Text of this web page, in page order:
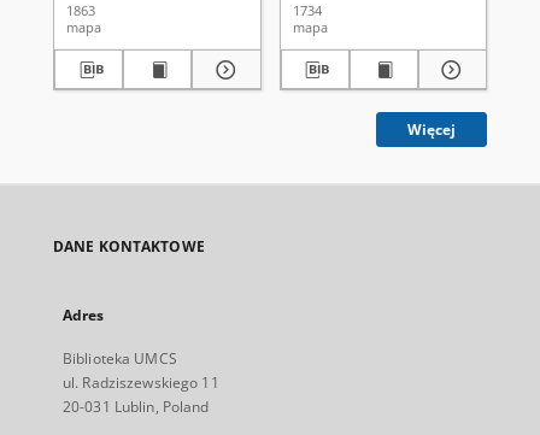
1863
mapa
wie solche vom 14 Febr.
1734 von denen Russen
eingeschlossen, von 20
Mart aber, biss zu der
den 7. ten Jul. erfolgten
belagert worden
1734
mapa
Więcej
DANE KONTAKTOWE
Adres
Biblioteka UMCS
ul. Radziszewskiego 11
20-031 Lublin, Poland